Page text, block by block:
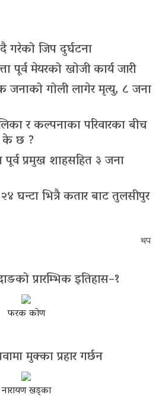
गरेको जिप दुर्घटना
पूर्व मेयरको खोजी कार्य जारी
गोली लागेर मृत्यु, ८ जना
र कल्पनाका परिवारका बीच
के छ ?
प्रमुख शाहसहित ३ जना
घन्टा भित्रै कतार बाट तुलसीपुर
थप
प्रारम्भिक इतिहास–१
फरक कोण
मुक्का प्रहार गर्छन
नारायण खड्का